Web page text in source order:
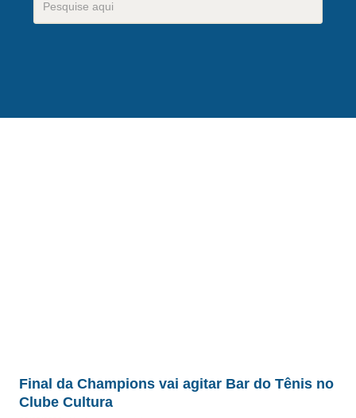
Final da Champions vai agitar Bar do Tênis no
Clube Cultura